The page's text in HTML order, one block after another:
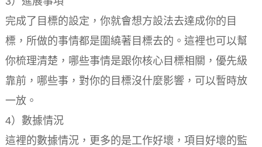
完成了目標的設定，你就會想方設法去達成你的目
標，所做的事情都是圍繞著目標去的。這裡也可以幫
你梳理清楚，哪些事情是跟你核心目標相關，優先級
靠前，哪些事，對你的目標沒什麼影響，可以暫時放
一放。
4）數據情況
這裡的數據情況，更多的是工作好壞，項目好壞的監